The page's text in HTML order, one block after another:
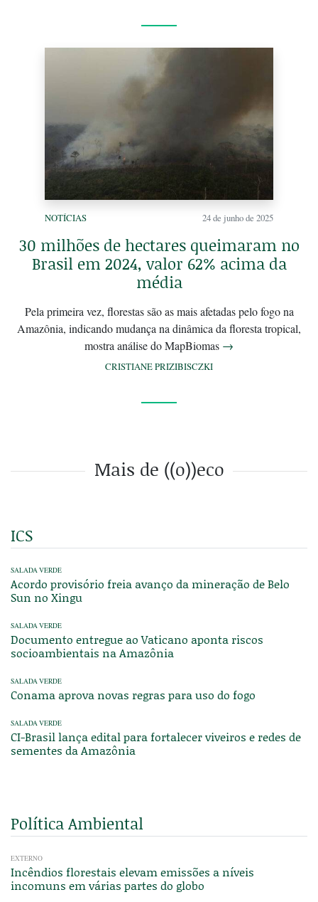
NOTÍCIAS 24 de junho de 2025
30 milhões de hectares queimaram no
Brasil em 2024, valor 62% acima da
média
Pela primeira vez, florestas são as mais afetadas pelo fogo na
Amazônia, indicando mudança na dinâmica da floresta tropical,
mostra análise do MapBiomas →
CRISTIANE PRIZIBISCZKI
Mais de ((o))eco
ICS
SALADA VERDE
Acordo provisório freia avanço da mineração de Belo
Sun no Xingu
SALADA VERDE
Documento entregue ao Vaticano aponta riscos
socioambientais na Amazônia
SALADA VERDE
Conama aprova novas regras para uso do fogo
SALADA VERDE
CI-Brasil lança edital para fortalecer viveiros e redes de
sementes da Amazônia
Política Ambiental
EXTERNO
Incêndios florestais elevam emissões a níveis
incomuns em várias partes do globo